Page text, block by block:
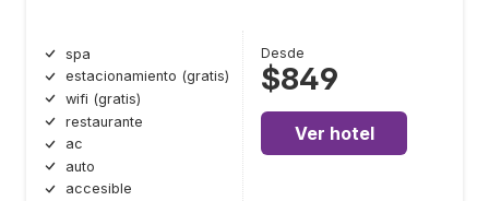
spa
estacionamiento (gratis)
wifi (gratis)
restaurante
ac
auto
accesible
Desde
$849
Ver hotel